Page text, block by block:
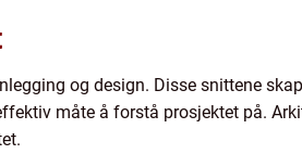
og design. Disse snittene
måte å forstå prosjektet på.